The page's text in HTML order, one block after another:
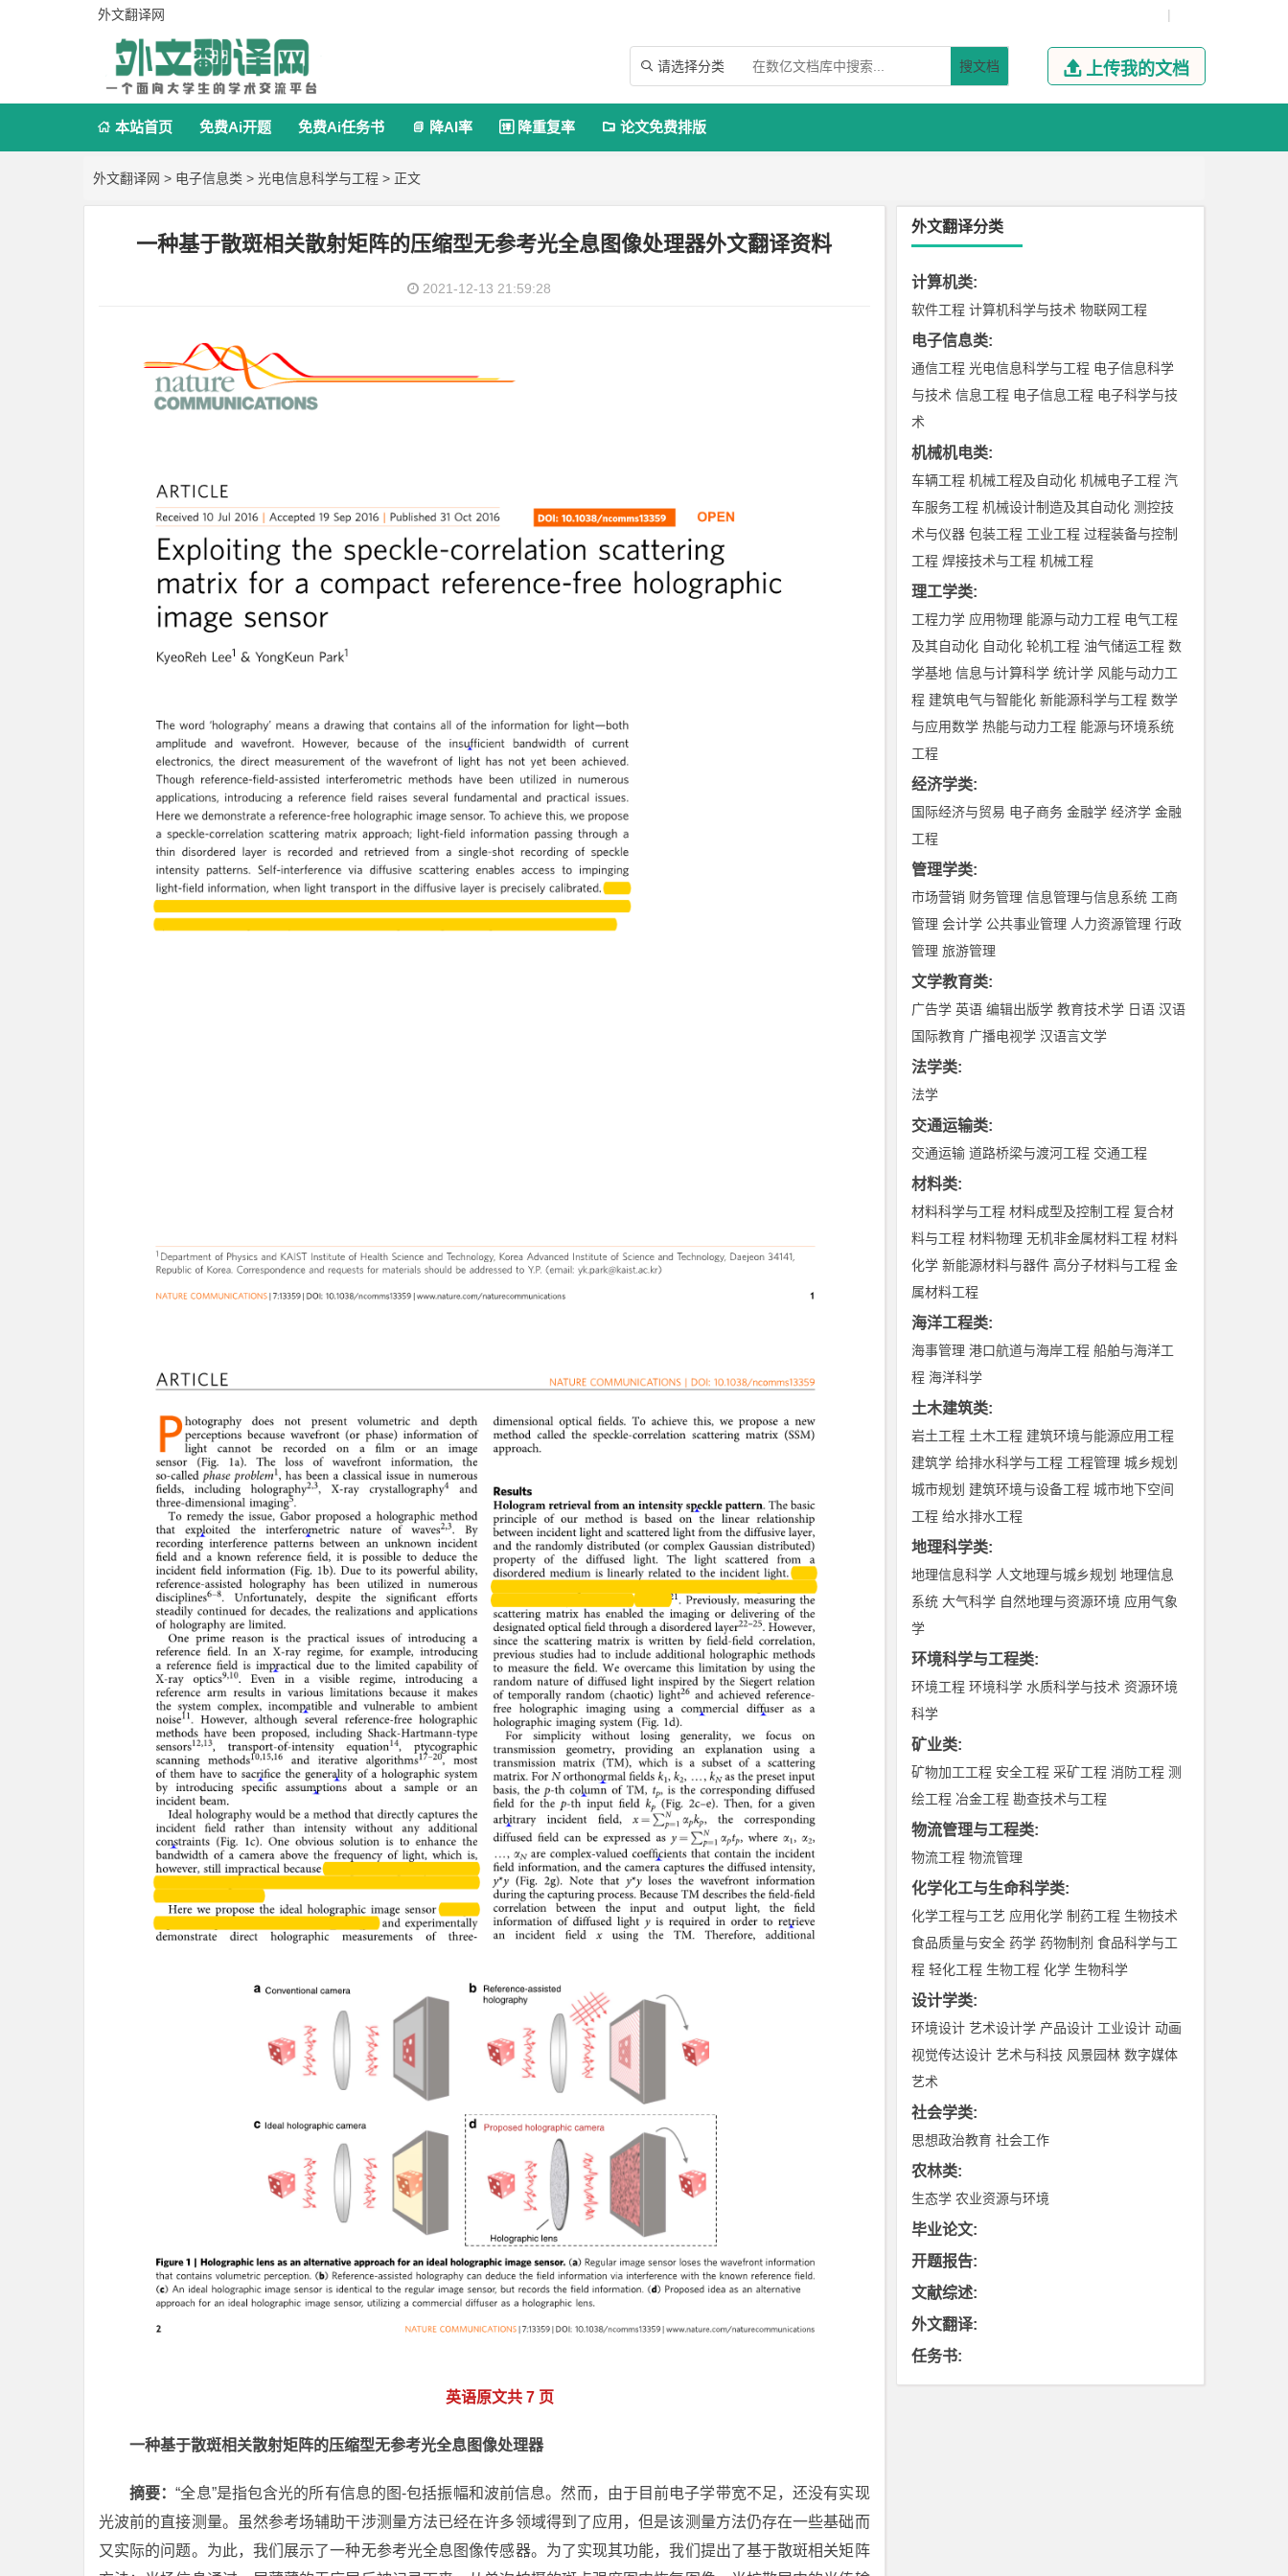
外文翻译网 |
 请选择分类 搜文档  上传我的文档
 本站首页 免费Ai开题 免费Ai任务书  降AI率  降重复率  论文免费排版
外文翻译网 > 电子信息类 > 光电信息科学与工程 > 正文
一种基于散斑相关散射矩阵的压缩型无参考光全息图像处理器外文翻译资料
2021-12-13 21:59:28
英语原文共 7 页
一种基于散斑相关散射矩阵的压缩型无参考光全息图像处理器
摘要：“全息”是指包含光的所有信息的图-包括振幅和波前信息。然而，由于目前电子学带宽不足，还没有实现
光波前的直接测量。虽然参考场辅助干涉测量方法已经在许多领域得到了应用，但是该测量方法仍存在一些基础而
又实际的问题。为此，我们展示了一种无参考光全息图像传感器。为了实现其功能，我们提出了基于散斑相关矩阵
外文翻译分类
计算机类:
软件工程 计算机科学与技术 物联网工程
电子信息类:
通信工程 光电信息科学与工程 电子信息科学
与技术 信息工程 电子信息工程 电子科学与技
术
机械机电类:
车辆工程 机械工程及自动化 机械电子工程 汽
车服务工程 机械设计制造及其自动化 测控技
术与仪器 包装工程 工业工程 过程装备与控制
工程 焊接技术与工程 机械工程
理工学类:
工程力学 应用物理 能源与动力工程 电气工程
及其自动化 自动化 轮机工程 油气储运工程 数
学基地 信息与计算科学 统计学 风能与动力工
程 建筑电气与智能化 新能源科学与工程 数学
与应用数学 热能与动力工程 能源与环境系统
工程
经济学类:
国际经济与贸易 电子商务 金融学 经济学 金融
工程
管理学类:
市场营销 财务管理 信息管理与信息系统 工商
管理 会计学 公共事业管理 人力资源管理 行政
管理 旅游管理
文学教育类:
广告学 英语 编辑出版学 教育技术学 日语 汉语
国际教育 广播电视学 汉语言文学
法学类:
法学
交通运输类:
交通运输 道路桥梁与渡河工程 交通工程
材料类:
材料科学与工程 材料成型及控制工程 复合材
料与工程 材料物理 无机非金属材料工程 材料
化学 新能源材料与器件 高分子材料与工程 金
属材料工程
海洋工程类:
海事管理 港口航道与海岸工程 船舶与海洋工
程 海洋科学
土木建筑类:
岩土工程 土木工程 建筑环境与能源应用工程
建筑学 给排水科学与工程 工程管理 城乡规划
城市规划 建筑环境与设备工程 城市地下空间
工程 给水排水工程
地理科学类:
地理信息科学 人文地理与城乡规划 地理信息
系统 大气科学 自然地理与资源环境 应用气象
学
环境科学与工程类:
环境工程 环境科学 水质科学与技术 资源环境
科学
矿业类:
矿物加工工程 安全工程 采矿工程 消防工程 测
绘工程 冶金工程 勘查技术与工程
物流管理与工程类:
物流工程 物流管理
化学化工与生命科学类:
化学工程与工艺 应用化学 制药工程 生物技术
食品质量与安全 药学 药物制剂 食品科学与工
程 轻化工程 生物工程 化学 生物科学
设计学类:
环境设计 艺术设计学 产品设计 工业设计 动画
视觉传达设计 艺术与科技 风景园林 数字媒体
艺术
社会学类:
思想政治教育 社会工作
农林类:
生态学 农业资源与环境
毕业论文:
开题报告:
文献综述:
外文翻译:
任务书: